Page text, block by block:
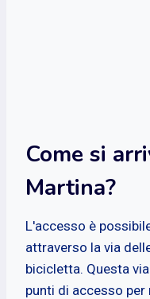
Come si
Martina?
L'accesso è
attraverso la via
bicicletta. Questa
punti di accesso